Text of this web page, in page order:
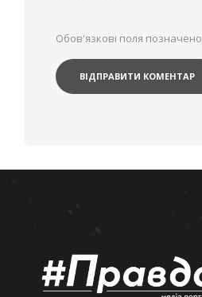
Обов'язкові поля позначено